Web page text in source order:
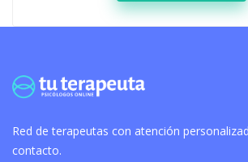
Red de terapeutas con atención
contacto.